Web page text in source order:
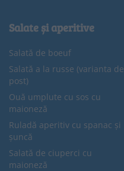
Salate și aperitive
Salată de boeuf
Salată a la russe (varianta de
post)
Ouă umplute cu sos cu
maioneză
Ruladă aperitiv cu spanac și
șuncă
Salată de ciuperci cu
maioneză